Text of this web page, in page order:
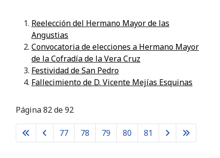
Reelección del Hermano Mayor de las
Angustias
Convocatoria de elecciones a Hermano Mayor
de la Cofradía de la Vera Cruz
Festividad de San Pedro
Fallecimiento de D. Vicente Mejías Esquinas
Página 82 de 92
77 78 79 80 81